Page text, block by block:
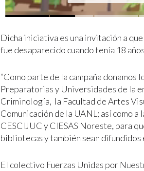
Dicha iniciativa es una invitación a
fue desaparecido cuando tenía 18
“Como parte de la campaña donamos
Preparatorias y Universidades de la
Criminología, la Facultad de Artes
Comunicación de la UANL; así como
CESCIJUC y CIESAS Noreste, para
bibliotecas y también sean difundidos
El colectivo Fuerzas Unidas por